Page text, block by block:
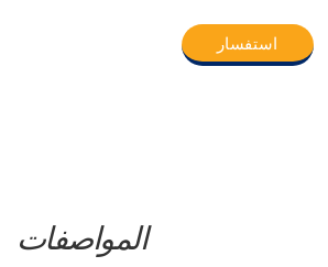
استفسار
المواصفات